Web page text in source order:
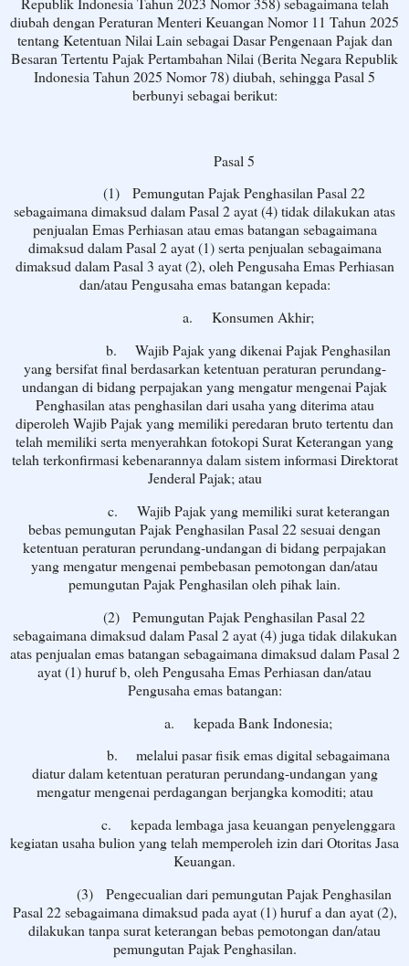
diubah dengan Peraturan Menteri Keuangan Nomor 11 Tahun 2025
tentang Ketentuan Nilai Lain sebagai Dasar Pengenaan Pajak dan
Besaran Tertentu Pajak Pertambahan Nilai (Berita Negara Republik
Indonesia Tahun 2025 Nomor 78) diubah, sehingga Pasal 5
berbunyi sebagai berikut:
Pasal 5
(1)
Pemungutan Pajak Penghasilan Pasal 22
sebagaimana dimaksud dalam Pasal 2 ayat (4) tidak dilakukan atas
penjualan Emas Perhiasan atau emas batangan sebagaimana
dimaksud dalam Pasal 2 ayat (1) serta penjualan sebagaimana
dimaksud dalam Pasal 3 ayat (2), oleh Pengusaha Emas Perhiasan
dan/atau Pengusaha emas batangan kepada:
a.
Konsumen Akhir;
b.
Wajib Pajak yang dikenai Pajak Penghasilan
yang bersifat final berdasarkan ketentuan peraturan perundang-
undangan di bidang perpajakan yang mengatur mengenai Pajak
Penghasilan atas penghasilan dari usaha yang diterima atau
diperoleh Wajib Pajak yang memiliki peredaran bruto tertentu dan
telah memiliki serta menyerahkan fotokopi Surat Keterangan yang
telah terkonfirmasi kebenarannya dalam sistem informasi Direktorat
Jenderal Pajak; atau
c.
Wajib Pajak yang memiliki surat keterangan
bebas pemungutan Pajak Penghasilan Pasal 22 sesuai dengan
ketentuan peraturan perundang-undangan di bidang perpajakan
yang mengatur mengenai pembebasan pemotongan dan/atau
pemungutan Pajak Penghasilan oleh pihak lain.
(2)
Pemungutan Pajak Penghasilan Pasal 22
sebagaimana dimaksud dalam Pasal 2 ayat (4) juga tidak dilakukan
atas penjualan emas batangan sebagaimana dimaksud dalam Pasal 2
ayat (1) huruf b, oleh Pengusaha Emas Perhiasan dan/atau
Pengusaha emas batangan:
a.
kepada Bank Indonesia;
b.
melalui pasar fisik emas digital sebagaimana
diatur dalam ketentuan peraturan perundang-undangan yang
mengatur mengenai perdagangan berjangka komoditi; atau
c.
kepada lembaga jasa keuangan penyelenggara
kegiatan usaha bulion yang telah memperoleh izin dari Otoritas Jasa
Keuangan.
(3)
Pengecualian dari pemungutan Pajak Penghasilan
Pasal 22 sebagaimana dimaksud pada ayat (1) huruf a dan ayat (2),
dilakukan tanpa surat keterangan bebas pemotongan dan/atau
pemungutan Pajak Penghasilan.